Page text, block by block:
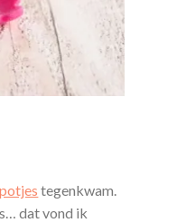
tegenkwam.
dat vond ik